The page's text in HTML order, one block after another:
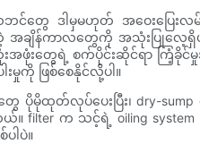
င်တွေ ဒါမှမဟုတ် အဝေးပြေး
တိုတဲ့ အချိန်ကာလတွေကို အသုံးပြုလ
းတွေရဲ့ စက်ပိုင်းဆိုင်ရာ ကြံ့ခိုင်မှု
ဖြစ်စေနိုင်လို့ပါ။
ပိုမိုထုတ်လုပ်ပေးပြီး၊ dry-
တယ်။ filter က သင့်ရဲ့ oiling
ါပဲ။